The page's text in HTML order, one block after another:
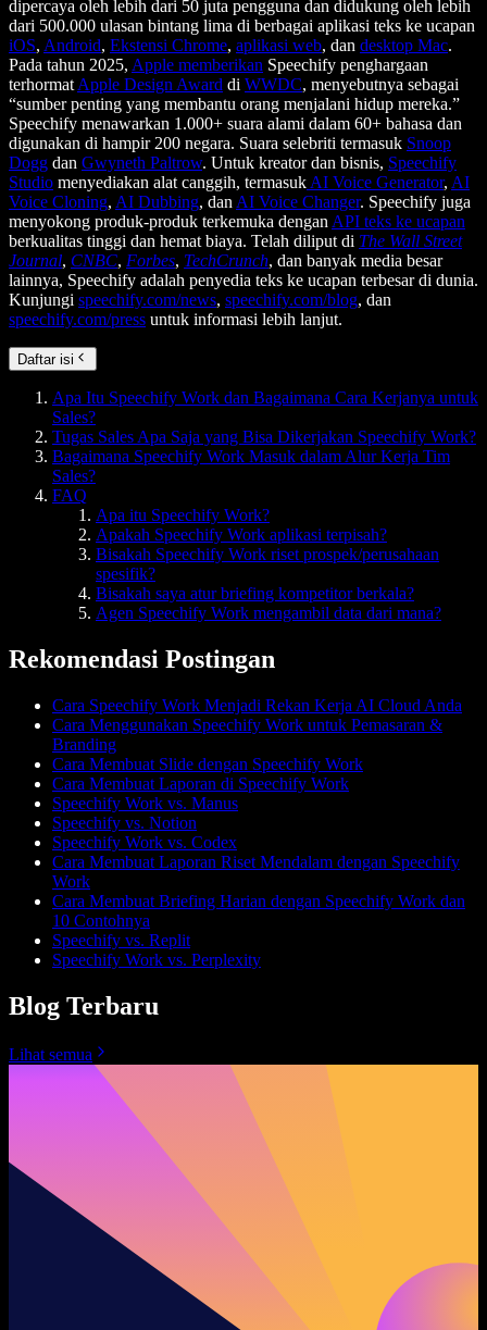
dipercaya oleh lebih dari 50 juta pengguna dan didukung oleh lebih
dari 500.000 ulasan bintang lima di berbagai aplikasi teks ke ucapan
iOS, Android, Ekstensi Chrome, aplikasi web, dan desktop Mac.
Pada tahun 2025, Apple memberikan Speechify penghargaan
terhormat Apple Design Award di WWDC, menyebutnya sebagai
“sumber penting yang membantu orang menjalani hidup mereka.”
Speechify menawarkan 1.000+ suara alami dalam 60+ bahasa dan
digunakan di hampir 200 negara. Suara selebriti termasuk Snoop
Dogg dan Gwyneth Paltrow. Untuk kreator dan bisnis, Speechify
Studio menyediakan alat canggih, termasuk AI Voice Generator, AI
Voice Cloning, AI Dubbing, dan AI Voice Changer. Speechify juga
menyokong produk-produk terkemuka dengan API teks ke ucapan
berkualitas tinggi dan hemat biaya. Telah diliput di The Wall Street
Journal, CNBC, Forbes, TechCrunch, dan banyak media besar
lainnya, Speechify adalah penyedia teks ke ucapan terbesar di dunia.
Kunjungi speechify.com/news, speechify.com/blog, dan
speechify.com/press untuk informasi lebih lanjut.
Daftar isi
Apa Itu Speechify Work dan Bagaimana Cara Kerjanya untuk
Sales?
Tugas Sales Apa Saja yang Bisa Dikerjakan Speechify Work?
Bagaimana Speechify Work Masuk dalam Alur Kerja Tim
Sales?
FAQ
Apa itu Speechify Work?
Apakah Speechify Work aplikasi terpisah?
Bisakah Speechify Work riset prospek/perusahaan
spesifik?
Bisakah saya atur briefing kompetitor berkala?
Agen Speechify Work mengambil data dari mana?
Rekomendasi Postingan
Cara Speechify Work Menjadi Rekan Kerja AI Cloud Anda
Cara Menggunakan Speechify Work untuk Pemasaran &
Branding
Cara Membuat Slide dengan Speechify Work
Cara Membuat Laporan di Speechify Work
Speechify Work vs. Manus
Speechify vs. Notion
Speechify Work vs. Codex
Cara Membuat Laporan Riset Mendalam dengan Speechify
Work
Cara Membuat Briefing Harian dengan Speechify Work dan
10 Contohnya
Speechify vs. Replit
Speechify Work vs. Perplexity
Blog Terbaru
Lihat semua